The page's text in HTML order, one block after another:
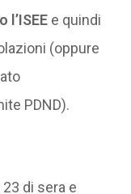
e quindi
(oppure
PDND).
di sera e